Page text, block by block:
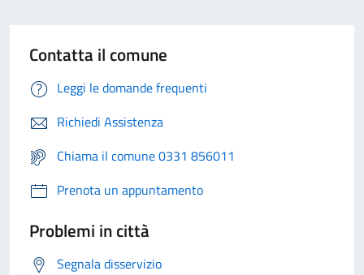
Contatta il comune
Leggi le domande frequenti
Richiedi Assistenza
Chiama il comune 0331 856011
Prenota un appuntamento
Problemi in città
Segnala disservizio